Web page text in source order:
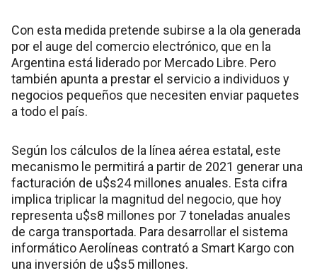
Con esta medida pretende subirse a la ola generada
por el auge del comercio electrónico, que en la
Argentina está liderado por Mercado Libre. Pero
también apunta a prestar el servicio a individuos y
negocios pequeños que necesiten enviar paquetes
a todo el país.
Según los cálculos de la línea aérea estatal, este
mecanismo le permitirá a partir de 2021 generar una
facturación de u$s24 millones anuales. Esta cifra
implica triplicar la magnitud del negocio, que hoy
representa u$s8 millones por 7 toneladas anuales
de carga transportada. Para desarrollar el sistema
informático Aerolíneas contrató a Smart Kargo con
una inversión de u$s5 millones.